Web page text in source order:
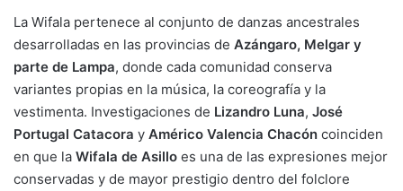
La Wifala pertenece al conjunto de danzas ancestrales
desarrolladas en las provincias de Azángaro, Melgar y
parte de Lampa, donde cada comunidad conserva
variantes propias en la música, la coreografía y la
vestimenta. Investigaciones de Lizandro Luna, José
Portugal Catacora y Américo Valencia Chacón coinciden
en que la Wifala de Asillo es una de las expresiones mejor
conservadas y de mayor prestigio dentro del folclore